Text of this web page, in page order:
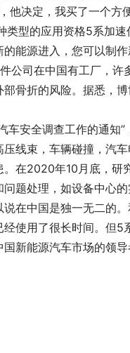
决定，我买了一个方
型的应用资格5系加
能源进入，您可以制作
公司在中国有工厂，许
骨折的风险。据悉，
安全调查工作的通知
线束，车辆碰撞，汽
在2020年10月底，研
题处理，如设备中心的
在中国是独一无二的。
使用了很长时间。但5
新能源汽车市场的领